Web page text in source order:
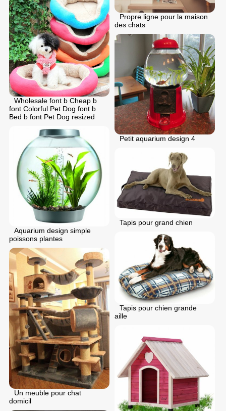
Propre ligne pour la maison
des chats
Wholesale font b Cheap b
font Colorful Pet Dog font b
Bed b font Pet Dog resized
Petit aquarium design 4
Aquarium design simple
poissons plantes
Tapis pour grand chien
Tapis pour chien grande
aille
Un meuble pour chat
domicil